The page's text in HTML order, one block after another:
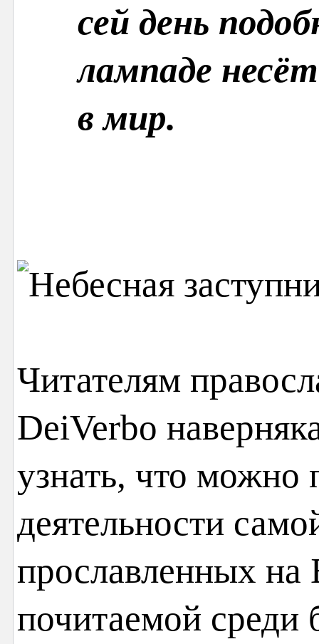
сей день
лампаде
в мир.
Читателям
DeiVerbo
узнать, что можно
деятельности
прославленных на
почитаемой среди